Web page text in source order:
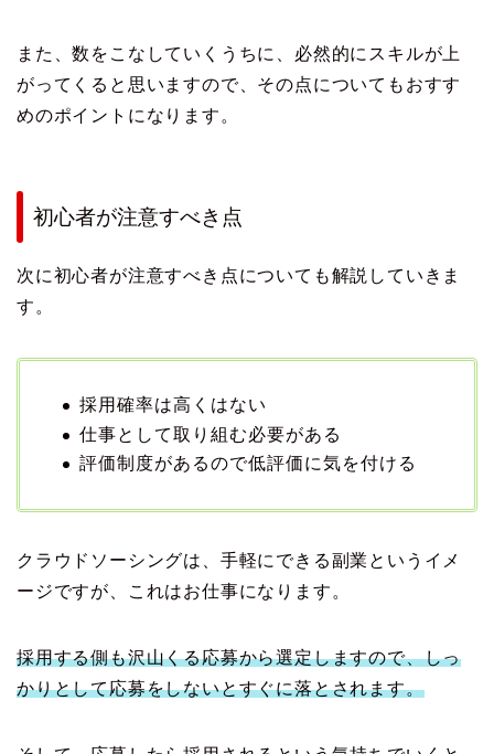
また、数をこなしていくうちに、必然的にスキルが上
がってくると思いますので、その点についてもおすす
めのポイントになります。
初心者が注意すべき点
次に初心者が注意すべき点についても解説していきま
す。
採用確率は高くはない
仕事として取り組む必要がある
評価制度があるので低評価に気を付ける
クラウドソーシングは、手軽にできる副業というイメ
ージですが、これはお仕事になります。
採用する側も沢山くる応募から選定しますので、しっ
かりとして応募をしないとすぐに落とされます。